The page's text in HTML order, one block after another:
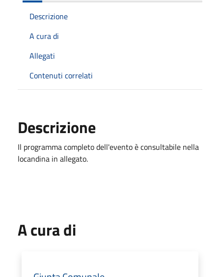
Descrizione
A cura di
Allegati
Contenuti correlati
Descrizione
Il programma completo dell'evento è consultabile nella
locandina in allegato.
A cura di